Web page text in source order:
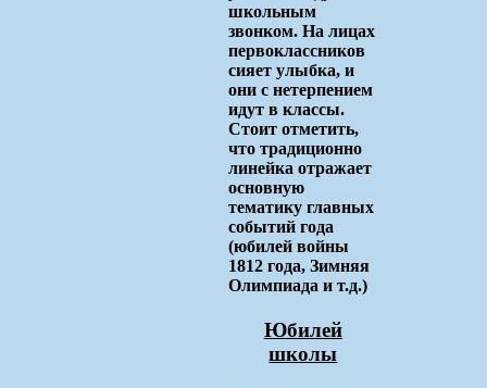
школьным
звонком. На лицах
первоклассников
сияет улыбка, и
они с нетерпением
идут в классы.
Стоит отметить,
что традиционно
линейка отражает
основную
тематику главных
событий года
(юбилей войны
1812 года, Зимняя
Олимпиада и т.д.)
Юбилей
школы